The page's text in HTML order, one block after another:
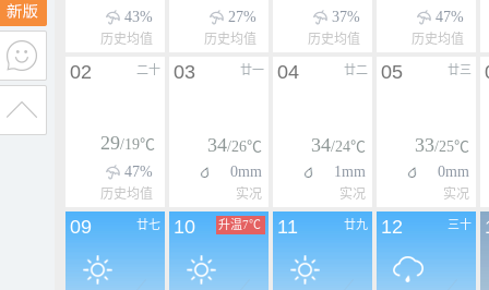
43%
历史均值
27%
历史均值
37%
历史均值
47%
历史均值
二十
02
29/19℃
47%
历史均值
廿一
03
34/26℃
0mm
实况
廿二
04
34/24℃
1mm
实况
廿三
05
33/25℃
0mm
实况
廿七
09 升温7℃
10 廿九
11 三十
12